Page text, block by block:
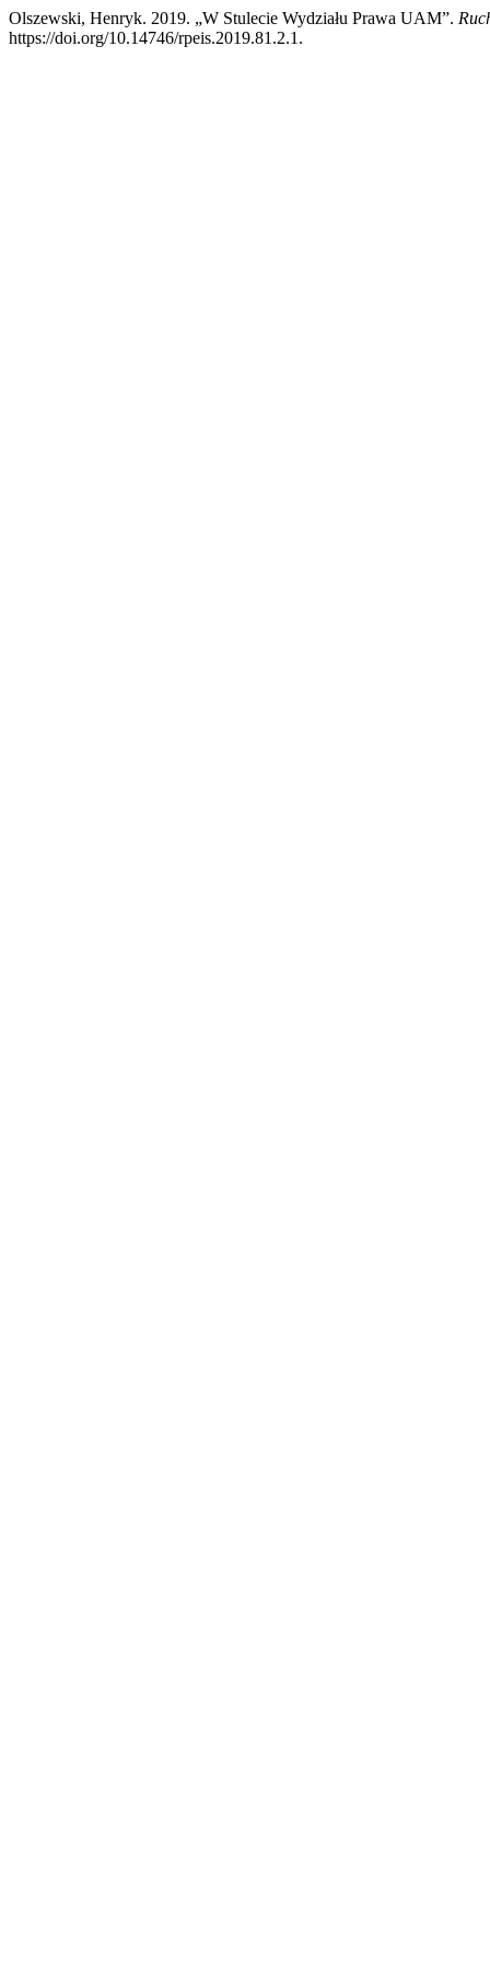
Olszewski, Henryk. 2019. „W Stulecie Wydziału Prawa UAM”.
https://doi.org/10.14746/rpeis.2019.81.2.1.